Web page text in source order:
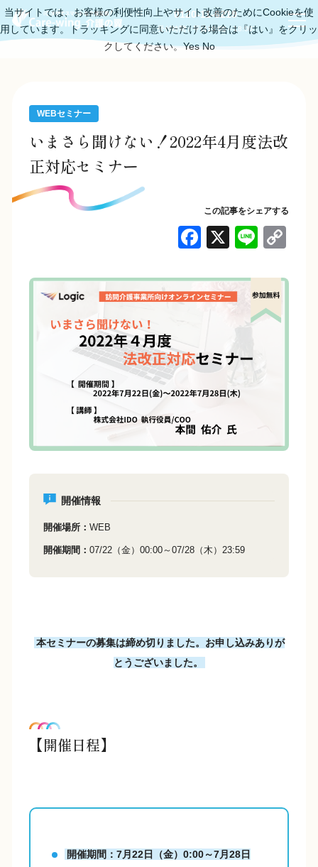
0120-11-6219
受付時間：平日10:00～18:00
WEBセミナー
いまさら聞けない！2022年4月度法改
正対応セミナー
この記事をシェアする
F
c
e
o
o
k
X Li
e
開催情報
開催場所 WEB
開催期間 07/22（金）00:00～07/28（木）23:59
本セミナーの募集は締め切りました。お申し込みありが
とうございました。
【開催日程】
開催期間：7月22日（金）0:00～7月28日
当サイトでは、お客様の利便性向上やサイト改善のためにCookieを使
用しています。トラッキングに同意いただける場合は『はい』をクリッ
クしてください。Yes No